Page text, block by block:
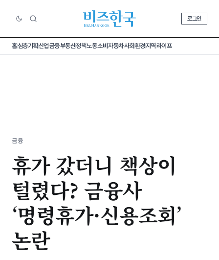
로그인
홈심층기획산업금융부동산정책노동소비 자동차사회환경지역라이프
금융
휴가 갔더니 책상이
털렸다? 금융사
‘명령휴가·신용조회’
논란